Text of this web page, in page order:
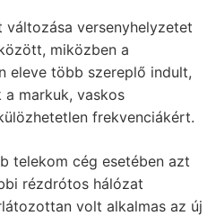
versenyhelyzetet
miközben a
eleve több szereplő indult,
markuk, vaskos
frekvenciákért.
telekom cég esetében azt
rézdrótos hálózat
volt alkalmas az új